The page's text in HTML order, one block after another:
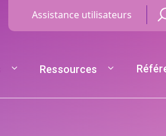
Menu Haut de
Assistance utilisateurs
Ressources